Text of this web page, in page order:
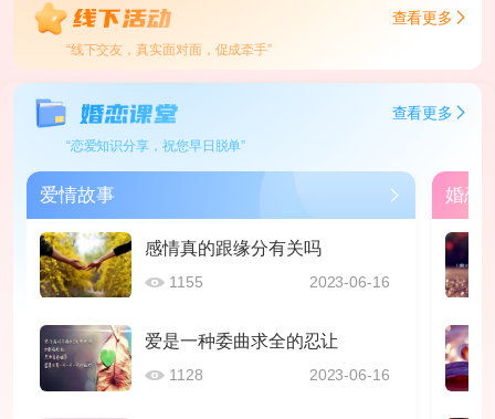
查看更多
“线下交友，真实面对面，促成牵手”
查看更多
“恋爱知识分享，祝您早日脱单”
爱情故事
感情真的跟缘分有关吗
1155 2023-06-16
爱是一种委曲求全的忍让
1128 2023-06-16
婚恋